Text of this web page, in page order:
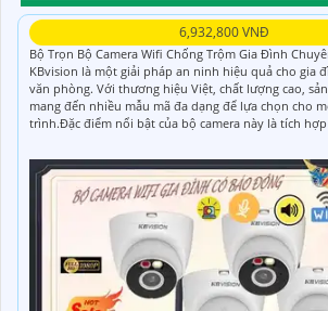
6,932,800 VNĐ
Bộ Trọn Bộ Camera Wifi Chống Trộm Gia Đình
KBvision là một giải pháp an ninh hiệu quả cho gia
văn phòng. Với thương hiệu Việt, chất lượng cao,
mang đến nhiều mẫu mã đa dạng để lựa chọn cho
trình.Đặc điểm nổi bật của bộ camera này là tích hợp